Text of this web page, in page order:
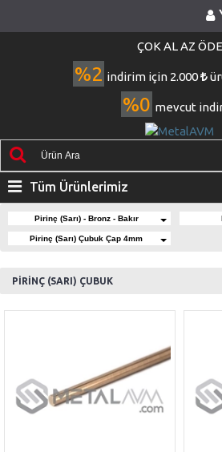
ÇOK AL AZ ÖDE
%2 indirim için 2.000
%0 mevcut
Tüm Ürünlerimiz
Pirinç (Sarı) - Bronz - Bakır
Pirinç (Sarı) Çubuk Çap 4mm
PİRİNÇ (SARI) ÇUBUK